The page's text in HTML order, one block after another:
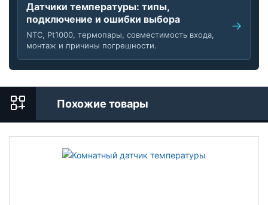
Датчики температуры: типы,
подключение и ошибки выбора
NTC, Pt1000, термопары, совместимость входа,
монтаж и причины погрешности.
Похожие товары